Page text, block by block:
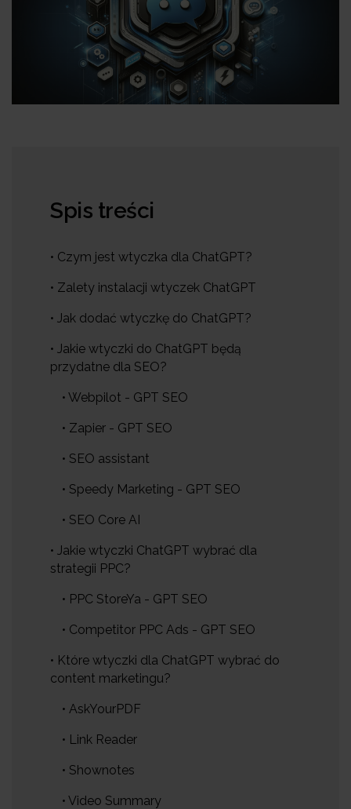
Spis treści
• Czym jest wtyczka dla ChatGPT?
• Zalety instalacji wtyczek ChatGPT
• Jak dodać wtyczkę do ChatGPT?
• Jakie wtyczki do ChatGPT będą
przydatne dla SEO?
• Webpilot - GPT SEO
• Zapier - GPT SEO
• SEO assistant
• Speedy Marketing - GPT SEO
• SEO Core AI
• Jakie wtyczki ChatGPT wybrać dla
strategii PPC?
• PPC StoreYa - GPT SEO
• Competitor PPC Ads - GPT SEO
• Które wtyczki dla ChatGPT wybrać do
content marketingu?
• AskYourPDF
• Link Reader
• Shownotes
• Video Summary